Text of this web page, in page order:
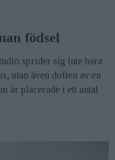
födsel
sprider sig inte bara
utan även doften av en
är placerade i ett antal